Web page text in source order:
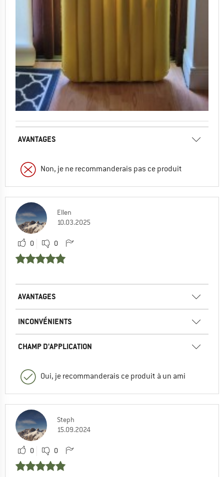
AVANTAGES
Non, je ne recommanderais pas ce produit
Ellen
10.03.2025
0 0
AVANTAGES
INCONVÉNIENTS
CHAMP D'APPLICATION
Oui, je recommanderais ce produit à un ami
Steph
15.09.2024
0 0